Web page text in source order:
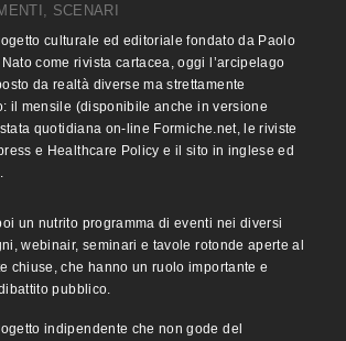
SCENARI
culturale ed editoriale fondato da Paolo
come rivista cartacea, oggi l’arcipelago
da realtà diverse ma strettamente
il mensile (disponibile anche in versione
quotidiana on-line Formiche.net, le riviste
e Healthcare Policy e il sito in inglese ed
un nutrito programma di eventi nei diversi
webinair, seminari e tavole rotonde aperte al
chiuse, che hanno un ruolo importante e
pubblico.
indipendente che non gode del